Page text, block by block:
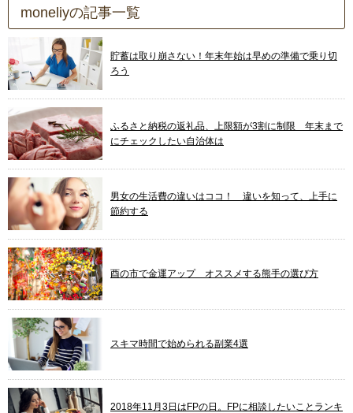
moneliyの記事一覧
貯蓄は取り崩さない！年末年始は早めの準備で乗り切
ろう
ふるさと納税の返礼品、上限額が3割に制限 年末まで
にチェックしたい自治体は
男女の生活費の違いはココ！ 違いを知って、上手に
節約する
酉の市で金運アップ オススメする熊手の選び方
スキマ時間で始められる副業4選
2018年11月3日はFPの日。FPに相談したいことランキ